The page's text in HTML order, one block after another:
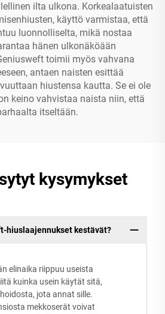
ilta ulkona. Korkealaatuisten
käyttö varmistaa, että
luonnolliselta, mikä nostaa
hänen ulkonäköään
toimii myös vahvana
antaen naisten esittää
hiustensa kautta. Se ei ole
keino vahvistaa naista niin, että
itseltään.
kysymykset
hiuslaajennukset kestävät?
elinaika riippuu useista
kuinka usein käytät sitä,
jota annat sille.
mekkoserät voivat